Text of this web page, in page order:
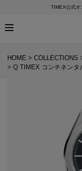
TIMEX公式
HOME COLLECTIONS
Q TIMEX コンチネンタ